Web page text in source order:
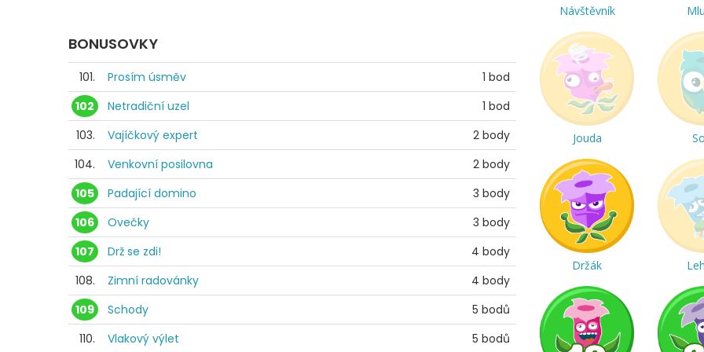
BONUSOVKY
101. Prosím úsměv
1 bod
102
Netradiční uzel
1 bod
103.
Vajíčkový expert
2 body
104.
Venkovní posilovna
2 body
105
Padající domino
3 body
106
Ovečky
3 body
107
Drž se zdi!
4 body
108.
Zimní radovánky
4 body
109
Schody
5 bodů
110.
Vlakový výlet 5 bodů
Návštěvník
Jouda
Držák